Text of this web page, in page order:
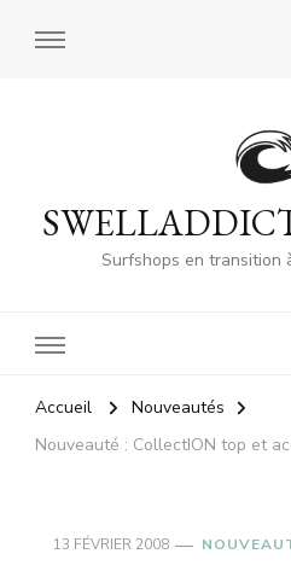
Surfshops en transition
Accueil
Nouveautés
Nouveauté : CollectION top et
13 FÉVRIER 2008